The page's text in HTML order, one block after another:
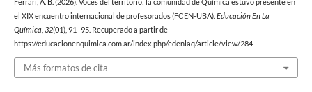
Ferrari, A. B. (2026). Voces del territorio: la comunidad de Química estuvo presente en
el XIX encuentro internacional de profesorados (FCEN-UBA). Educación En La
Química 32(01), 91–95. Recuperado a partir de
https://educacionenquimica.com.ar/index.php/edenlaq/article/view/284
Más formatos de cita